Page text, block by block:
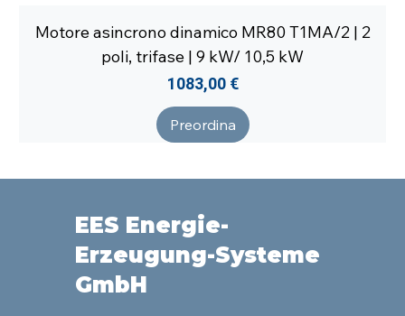
Motore asincrono dinamico MR80 T1MA/2 | 2
poli, trifase | 9 kW/ 10,5 kW
Prezzo
1083,00 €
Preordina
EES Energie-
Erzeugung-Systeme
GmbH